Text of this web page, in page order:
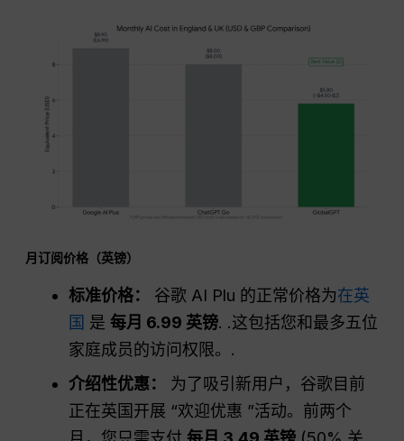
月订阅价格（英镑）
标准价格： 谷歌 AI Plu 的正常价格为在英
国 是 每月 6.99 英镑. .这包括您和最多五位
家庭成员的访问权限。.
介绍性优惠：
为了吸引新用户，谷歌目前
正在英国开展 “欢迎优惠 ”活动。前两个